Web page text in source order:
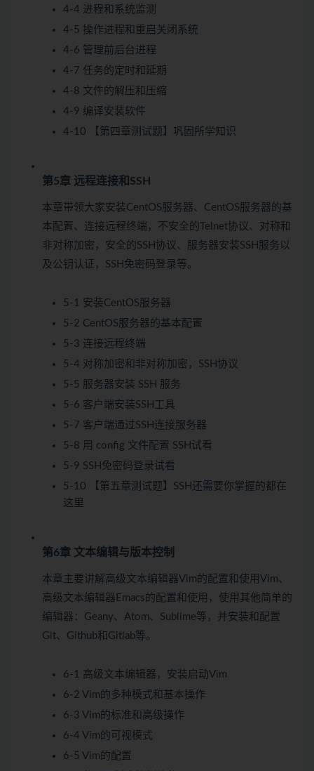
4-4 进程和系统监测
4-5 操作进程和重启关闭系统
4-6 管理前后台进程
4-7 任务的定时和延期
4-8 文件的解压和压缩
4-9 编译安装软件
4-10 【第四章测试题】巩固所学知识
第5章 远程连接和SSH
本章带领大家安装CentOS服务器、CentOS服务器的基
本配置、连接远程终端，不安全的Telnet协议、对称和
非对称加密，安全的SSH协议、服务器安装SSH服务以
及公钥认证，SSH免密码登录等。
5-1 安装CentOS服务器
5-2 CentOS服务器的基本配置
5-3 连接远程终端
5-4 对称加密和非对称加密，SSH协议
5-5 服务器安装 SSH 服务
5-6 客户端安装SSH工具
5-7 客户端通过SSH连接服务器
5-8 用 config 文件配置 SSH 试看
5-9 SSH免密码登录试看
5-10 【第五章测试题】SSH还需要你掌握的都在
这里
第6章 文本编辑与版本控制
本章主要讲解高级文本编辑器Vim的配置和使用Vim、
高级文本编辑器Emacs的配置和使用，使用其他简单的
编辑器：Geany、Atom、Sublime等，并安装和配置
Git、Github和Gitlab等。
6-1 高级文本编辑器，安装启动Vim
6-2 Vim的多种模式和基本操作
6-3 Vim的标准和高级操作
6-4 Vim的可视模式
6-5 Vim的配置